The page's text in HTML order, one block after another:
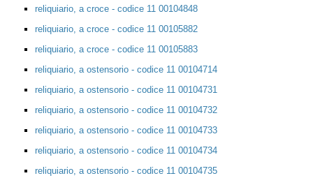
reliquiario, a croce - codice 11 00104848
reliquiario, a croce - codice 11 00105882
reliquiario, a croce - codice 11 00105883
reliquiario, a ostensorio - codice 11 00104714
reliquiario, a ostensorio - codice 11 00104731
reliquiario, a ostensorio - codice 11 00104732
reliquiario, a ostensorio - codice 11 00104733
reliquiario, a ostensorio - codice 11 00104734
reliquiario, a ostensorio - codice 11 00104735